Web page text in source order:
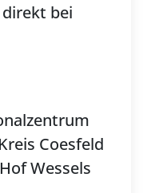
bei
Coesfeld
Wessels